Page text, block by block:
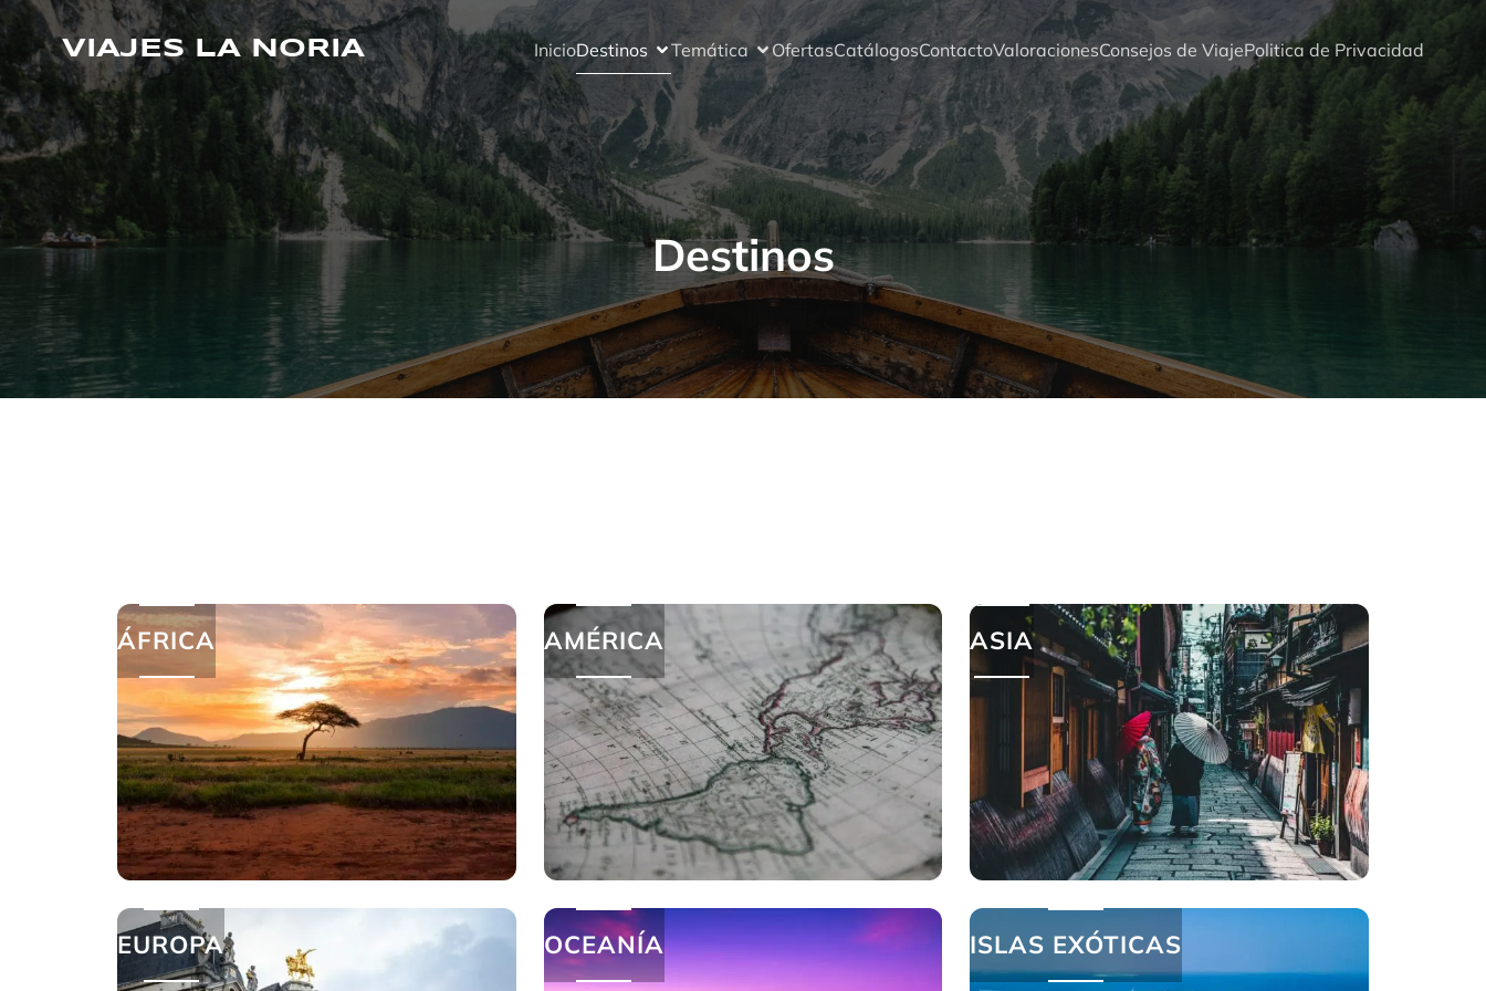
Saltar
al
contenidoVIAJES LA NORIA InicioDestinos Temática OfertasCatálogosContactoValoracionesConsejos de ViajePolitica de Privacidad
Destinos
ÁFRICA AMÉRICA ASIA
EUROPA OCEANÍA ISLAS EXÓTICAS